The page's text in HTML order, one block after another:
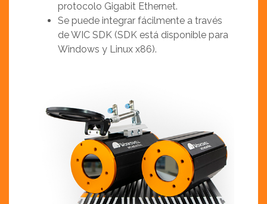
protocolo Gigabit Ethernet.
Se puede integrar fácilmente a través
de WIC SDK (SDK está disponible para
Windows y Linux x86).